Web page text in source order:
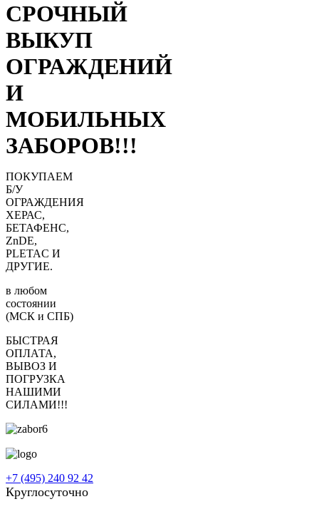
СРОЧНЫЙ
ВЫКУП
ОГРАЖДЕНИЙ
И
МОБИЛЬНЫХ
ЗАБОРОВ!!!
ПОКУПАЕМ
Б/У
ОГРАЖДЕНИЯ
ХЕРАС,
БЕТАФЕНС,
ZnDE,
PLETAC И
ДРУГИЕ.
в любом
состоянии
(МСК и СПБ)
БЫСТРАЯ
ОПЛАТА,
ВЫВОЗ И
ПОГРУЗКА
НАШИМИ
СИЛАМИ!!!
+7 (495) 240 92 42
Круглосуточно